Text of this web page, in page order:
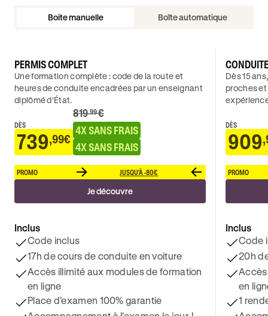
Boite manuelle Boîte automatique
PERMIS COMPLET
Une formation complète : code de la route et
heures de conduite encadrées par un enseignant
diplômé d’État.
DÈS
739,99€
819 .99€
4X SANS FRAIS
4X SANS FRAIS
PROMO JUSQU'À -80€
Je découvre
Inclus
Code inclus
17h de cours de conduite en voiture
Accès illimité aux modules de formation
en ligne
Place d’examen 100% garantie
Dès 15
proches
DÈS
909
PROMO
Inclus
Code
20h
en
1